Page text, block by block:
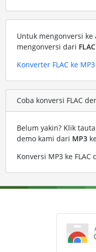
Untuk mengonversi
mengonversi dari
Konverter FLAC ke MP3
Coba konversi FLAC
Belum yakin? Klik
demo kami dari MP3
Konversi MP3 ke